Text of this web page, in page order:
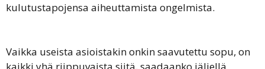
kulutustapojensa aiheuttamista ongelmista.
Vaikka useista asioistakin onkin saavutettu sopu, on